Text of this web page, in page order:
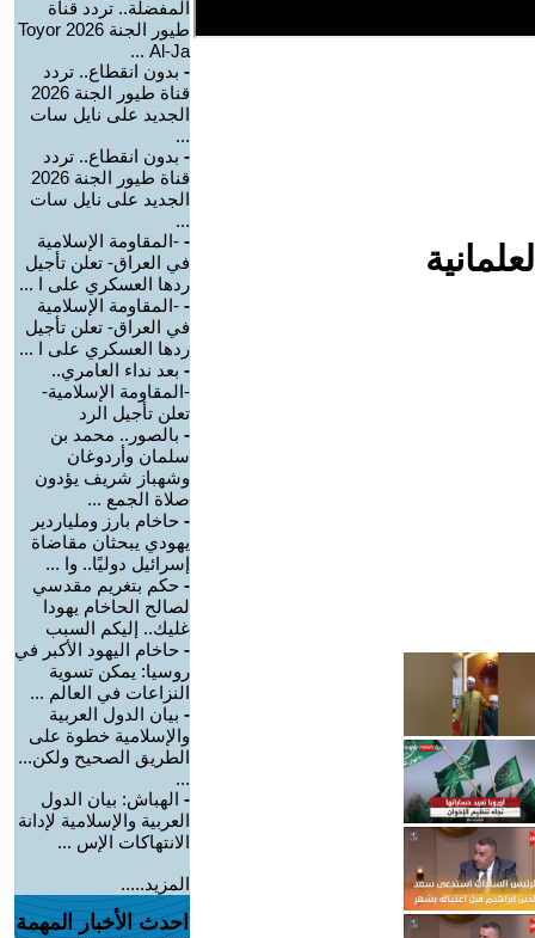
المفضلة.. تردد قناة
طيور الجنة 2026 Toyor
Al-Ja ...
- بدون انقطاع.. تردد
قناة طيور الجنة 2026
الجديد على نايل سات
...
- بدون انقطاع.. تردد
قناة طيور الجنة 2026
الجديد على نايل سات
...
- -المقاومة الإسلامية
في العراق- تعلن تأجيل
ردها العسكري على ا ...
- -المقاومة الإسلامية
في العراق- تعلن تأجيل
ردها العسكري على ا ...
- بعد نداء العامري..
-المقاومة الإسلامية-
تعلن تأجيل الرد
- بالصور.. محمد بن
سلمان وأردوغان
وشهباز شريف يؤدون
صلاة الجمع ...
- حاخام بارز وملياردير
يهودي يبحثان مقاضاة
إسرائيل دوليًا.. وا ...
- حكم بتغريم مقدسي
لصالح الحاخام يهودا
غليك.. إليكم السبب
- حاخام اليهود الأكبر في
روسيا: يمكن تسوية
النزاعات في العالم ...
- بيان الدول العربية
والإسلامية خطوة على
الطريق الصحيح ولكن...
...
- الهباش: بيان الدول
العربية والإسلامية لإدانة
الانتهاكات الإس ...
المزيد.....
احدث الأخبار المهمة